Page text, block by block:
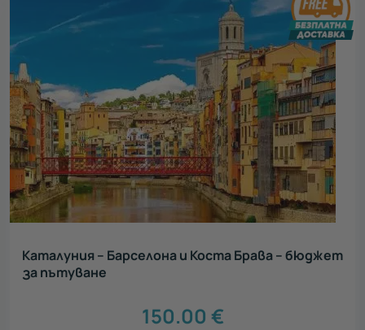
Каталуния – Барселона и Коста Брава – бюджет
за пътуване
150.00 €